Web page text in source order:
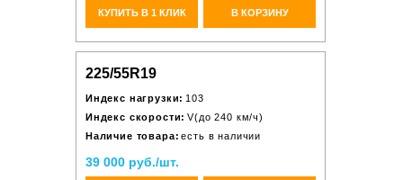
КУПИТЬ В 1 КЛИК В КОРЗИНУ
225/55R19
Индекс нагрузки: 103
Индекс скорости: V(до 240 км/ч)
Наличие товара: есть в наличии
39 000 руб./шт.